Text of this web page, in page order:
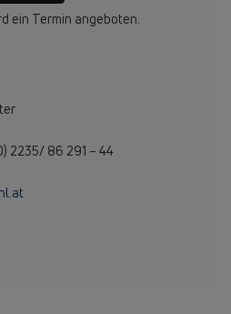
ein Termin angeboten.
2235/ 86 291 – 44